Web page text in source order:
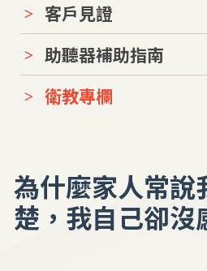
客戶見證
助聽器補助指南
衛教專欄
為什麼家人常說
楚，我自己卻沒